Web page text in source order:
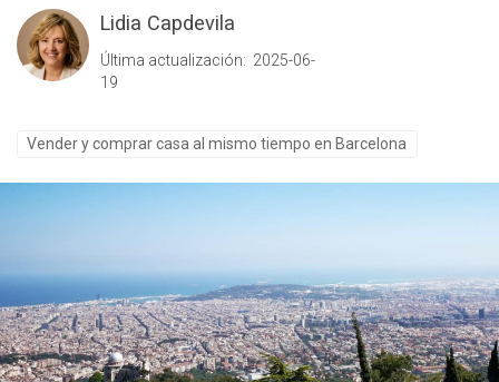
Lidia Capdevila
Última actualización: 2025-06-
19
Vender y comprar casa al mismo tiempo en Barcelona